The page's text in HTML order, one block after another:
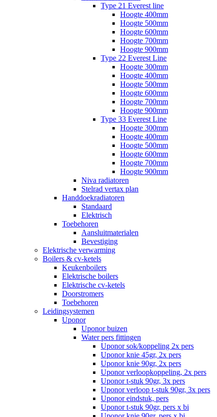
Type 21 Everest line
Hoogte 400mm
Hoogte 500mm
Hoogte 600mm
Hoogte 700mm
Hoogte 900mm
Type 22 Everest Line
Hoogte 300mm
Hoogte 400mm
Hoogte 500mm
Hoogte 600mm
Hoogte 700mm
Hoogte 900mm
Type 33 Everest Line
Hoogte 300mm
Hoogte 400mm
Hoogte 500mm
Hoogte 600mm
Hoogte 700mm
Hoogte 900mm
Niva radiatoren
Stelrad vertax plan
Handdoekradiatoren
Standaard
Elektrisch
Toebehoren
Aansluitmaterialen
Bevestiging
Elektrische verwarming
Boilers & cv-ketels
Keukenboilers
Elektrische boilers
Elektrische cv-ketels
Doorstromers
Toebehoren
Leidingsystemen
Uponor
Uponor buizen
Water pers fittingen
Uponor sok/koppeling 2x pers
Uponor knie 45gr, 2x pers
Uponor knie 90gr, 2x pers
Uponor verloopkoppeling, 2x pers
Uponor t-stuk 90gr, 3x pers
Uponor verloop t-stuk 90gr, 3x pers
Uponor eindstuk, pers
Uponor t-stuk 90gr, pers x bi